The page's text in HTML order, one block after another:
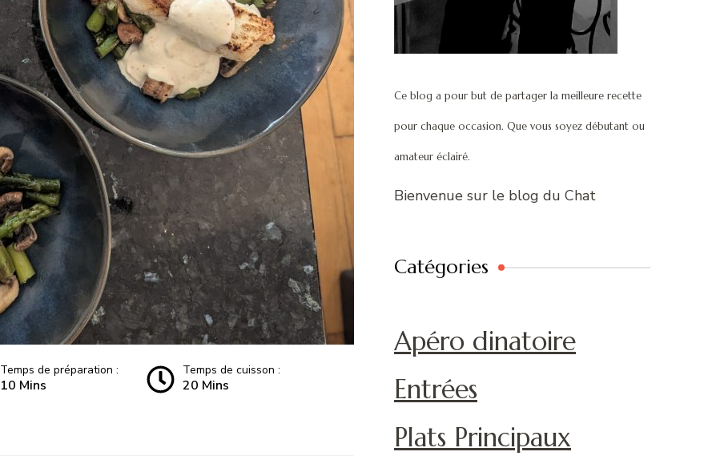
Temps de préparation :
10 Mins
Temps de cuisson :
20 Mins
Ce blog a pour but de partager la meilleure recette
pour chaque occasion. Que vous soyez débutant ou
amateur éclairé.
Bienvenue sur le blog du Chat
Catégories
Apéro dinatoire
Entrées
Plats Principaux